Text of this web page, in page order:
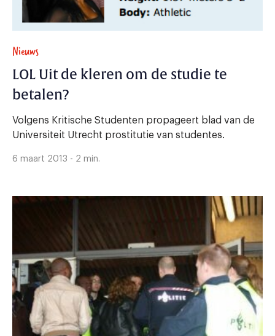
Nieuws
LOL Uit de kleren om de studie te
betalen?
Volgens Kritische Studenten propageert blad van de
Universiteit Utrecht prostitutie van studentes.
6 maart 2013 - 2 min.